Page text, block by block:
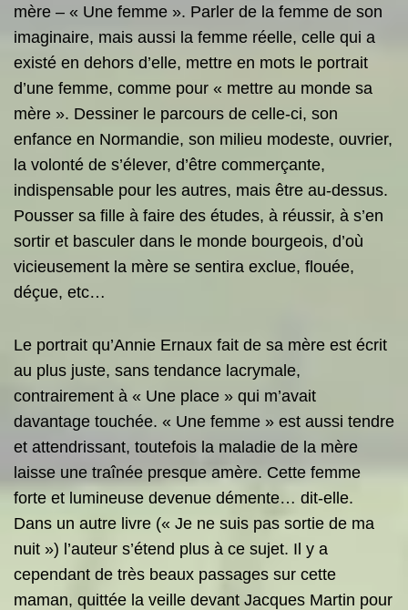
mère – « Une femme ». Parler de la femme de son
imaginaire, mais aussi la femme réelle, celle qui a
existé en dehors d’elle, mettre en mots le portrait
d’une femme, comme pour « mettre au monde sa
mère ». Dessiner le parcours de celle-ci, son
enfance en Normandie, son milieu modeste, ouvrier,
la volonté de s’élever, d’être commerçante,
indispensable pour les autres, mais être au-dessus.
Pousser sa fille à faire des études, à réussir, à s’en
sortir et basculer dans le monde bourgeois, d’où
vicieusement la mère se sentira exclue, flouée,
déçue, etc…
Le portrait qu’Annie Ernaux fait de sa mère est écrit
au plus juste, sans tendance lacrymale,
contrairement à « Une place » qui m’avait
davantage touchée. « Une femme » est aussi tendre
et attendrissant, toutefois la maladie de la mère
laisse une traînée presque amère. Cette femme
forte et lumineuse devenue démente… dit-elle.
Dans un autre livre (« Je ne suis pas sortie de ma
nuit ») l’auteur s’étend plus à ce sujet. Il y a
cependant de très beaux passages sur cette
maman, quittée la veille devant Jacques Martin pour